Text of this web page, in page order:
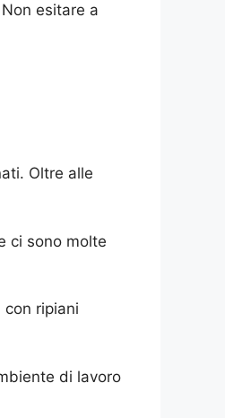
esitare a
Oltre alle
ci sono molte
ripiani
di lavoro